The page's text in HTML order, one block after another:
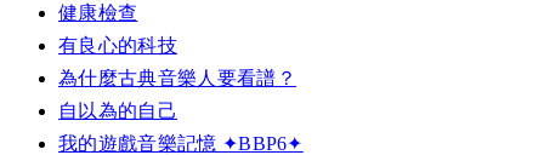
健康檢查
有良心的科技
為什麼古典音樂人要看譜？
自以為的自己
我的遊戲音樂記憶 ✦BBP6✦